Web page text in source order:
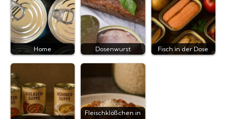
Home Dosenwurst Fisch in der Dose
Fleischklößchen in